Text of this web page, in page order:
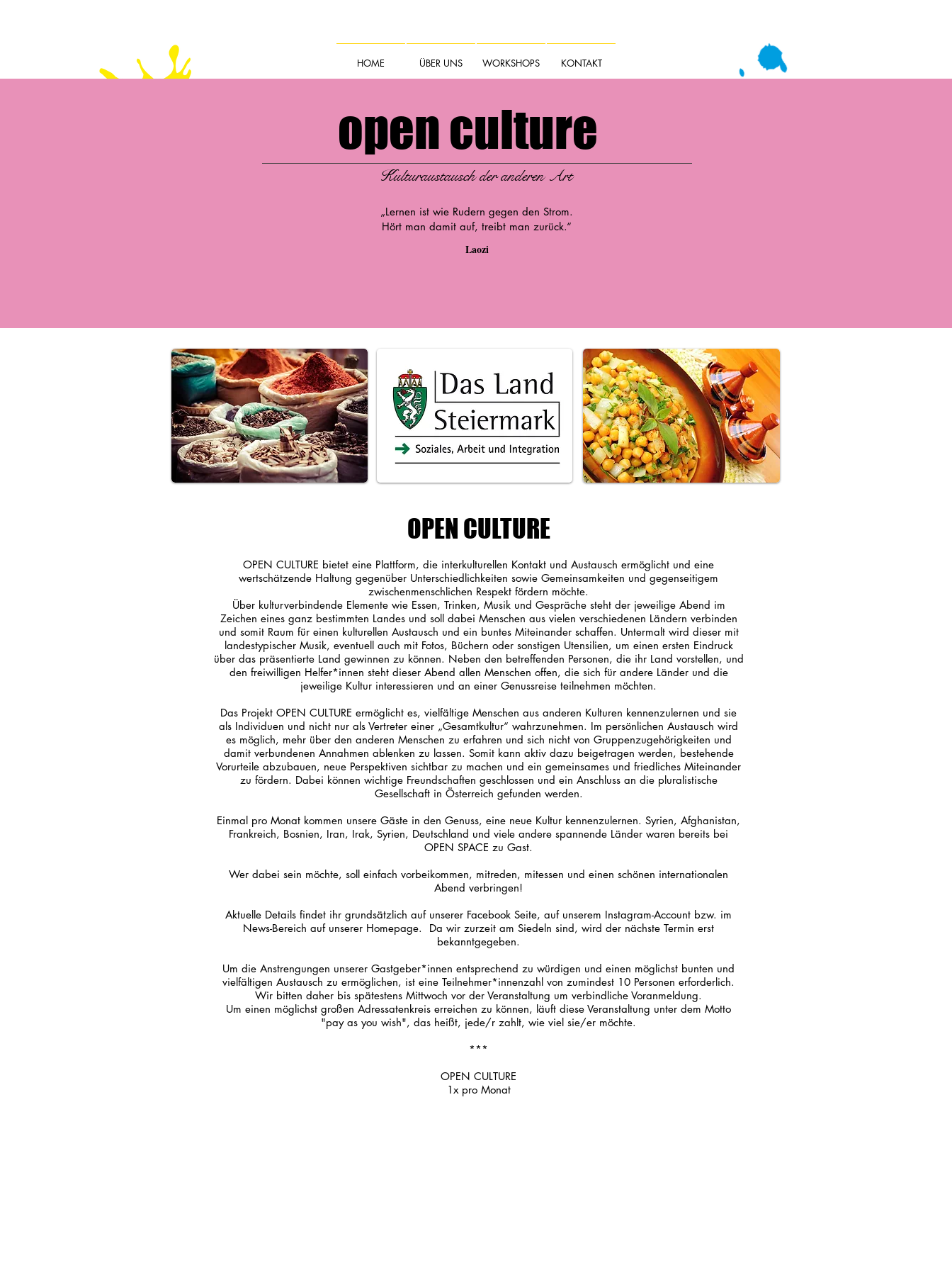
HOME ÜBER UNS WORKSHOPS KONTAKT
open culture
Kulturaustausch der anderen Art
„Lernen ist wie Rudern gegen den Strom.
Hört man damit auf, treibt man zurück.“
Laozi
OPEN CULTURE
OPEN CULTURE bietet eine Plattform, die interkulturellen Kontakt und Austausch ermöglicht und eine
wertschätzende Haltung gegenüber Unterschiedlichkeiten sowie Gemeinsamkeiten und gegenseitigem
zwischenmenschlichen Respekt fördern möchte.
Über kulturverbindende Elemente wie Essen, Trinken, Musik und Gespräche steht der jeweilige Abend im
Zeichen eines ganz bestimmten Landes und soll dabei Menschen aus vielen verschiedenen Ländern verbinden
und somit Raum für einen kulturellen Austausch und ein buntes Miteinander schaffen. Untermalt wird dieser mit
landestypischer Musik, eventuell auch mit Fotos, Büchern oder sonstigen Utensilien, um einen ersten Eindruck
über das präsentierte Land gewinnen zu können. Neben den betreffenden Personen, die ihr Land vorstellen, und
den freiwilligen Helfer*innen steht dieser Abend allen Menschen offen, die sich für andere Länder und die
jeweilige Kultur interessieren und an einer Genussreise teilnehmen möchten.
Das Projekt OPEN CULTURE ermöglicht es, vielfältige Menschen aus anderen Kulturen kennenzulernen und sie
als Individuen und nicht nur als Vertreter einer „Gesamtkultur“ wahrzunehmen. Im persönlichen Austausch wird
es möglich, mehr über den anderen Menschen zu erfahren und sich nicht von Gruppenzugehörigkeiten und
damit verbundenen Annahmen ablenken zu lassen. Somit kann aktiv dazu beigetragen werden, bestehende
Vorurteile abzubauen, neue Perspektiven sichtbar zu machen und ein gemeinsames und friedliches Miteinander
zu fördern. Dabei können wichtige Freundschaften geschlossen und ein Anschluss an die pluralistische
Gesellschaft in Österreich gefunden werden.
Einmal pro Monat kommen unsere Gäste in den Genuss, eine neue Kultur kennenzulernen. Syrien, Afghanistan,
Frankreich, Bosnien, Iran, Irak, Syrien, Deutschland und viele andere spannende Länder waren bereits bei
OPEN SPACE zu Gast.
Wer dabei sein möchte, soll einfach vorbeikommen, mitreden, mitessen und einen schönen internationalen
Abend verbringen!
Aktuelle Details findet ihr grundsätzlich auf unserer Facebook Seite, auf unserem Instagram-Account bzw. im
News-Bereich auf unserer Homepage. Da wir zurzeit am Siedeln sind, wird der nächste Termin erst
bekanntgegeben.
Um die Anstrengungen unserer Gastgeber*innen entsprechend zu würdigen und einen möglichst bunten und
vielfältigen Austausch zu ermöglichen, ist eine Teilnehmer*innenzahl von zumindest 10 Personen erforderlich.
Wir bitten daher bis spätestens Mittwoch vor der Veranstaltung um verbindliche Voranmeldung.
Um einen möglichst großen Adressatenkreis erreichen zu können, läuft diese Veranstaltung unter dem Motto
"pay as you wish", das heißt, jede/r zahlt, wie viel sie/er möchte.
***
OPEN CULTURE
1x pro Monat